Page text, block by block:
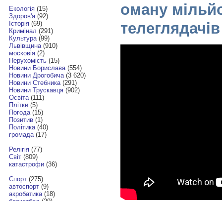
Екологія(15)
Здоров'я(92)
Історія(69)
Кримінал (291)
Культура(99)
Львівщина(910)
московія(2)
Нерухомість(15)
Новини Борислава(554)
Новини Дрогобича(3 620)
Новини Стебника(291)
Новини Трускавця(902)
Освіта(111)
Плітки(5)
Погода(15)
Позитив(1)
Політика(40)
громада(17)
Релігія(77)
Світ(809)
катастрофи(36)
Спорт(275)
автоспорт(9)
акробатика(18)
оману
телеглядачів